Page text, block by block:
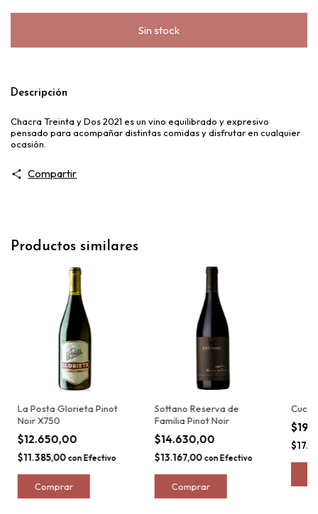
Descripción
Chacra Treinta y Dos 2021 es un vino equilibrado y expresivo
pensado para acompañar distintas comidas y disfrutar en cualquier
ocasión.
Compartir
Productos similares
La Posta Glorieta Pinot
Noir X750
$12.650,00
$11.385,00 con Efectivo
Sottano Reserva de
Familia Pinot Noir
$14.630,00
$13.167,00 con Efectivo